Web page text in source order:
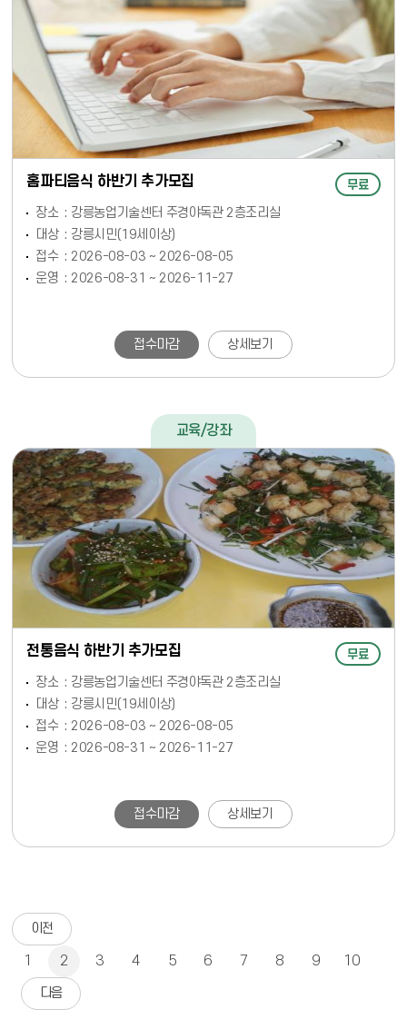
홈파티음식 하반기 추가모집 무료
장소
강릉농업기술센터 주경야독관 2층조리실
대상
강릉시민(19세이상)
접수
2026-08-03 ~ 2026-08-05
운영
2026-08-31 ~ 2026-11-27
접수마감 상세보기
교육/강좌
전통음식 하반기 추가모집 무료
장소
강릉농업기술센터 주경야독관 2층조리실
대상
강릉시민(19세이상)
접수
2026-08-03 ~ 2026-08-05
운영
2026-08-31 ~ 2026-11-27
접수마감 상세보기
이전
1 2 3 4 5 6 7 8 9 10
다음